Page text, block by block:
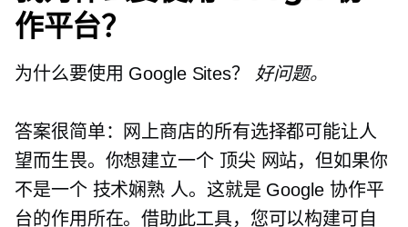
作平台？
为什么要使用 Google Sites？ 好问题。
答案很简单：网上商店的所有选择都可能让人
望而生畏。你想建立一个 顶尖 网站，但如果你
不是一个 技术娴熟 人。这就是 Google 协作平
台的作用所在。借助此工具，您可以构建可自